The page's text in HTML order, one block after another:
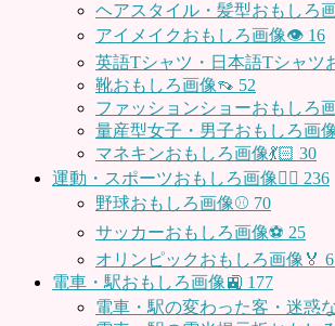
ヘアスタイル・髪型おもしろ
アイメイクおもしろ画像👁 16
英語Tシャツ・日本語Tシャツ
靴おもしろ画像👡 52
ファッションショーおもしろ
量産型女子・男子おもしろ画
マネキンおもしろ画像💃🏻 30
運動・スポーツおもしろ画像🏃‍♂️ 236
野球おもしろ画像⚾ 70
サッカーおもしろ画像⚽️ 25
オリンピックおもしろ画像🏅
電車・駅おもしろ画像🚉 177
電車・駅の変わった客・迷惑